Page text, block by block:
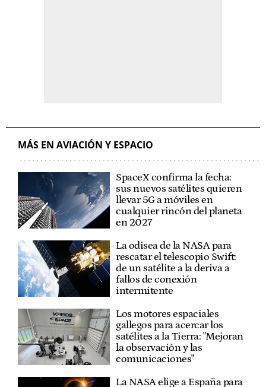
MÁS EN AVIACIÓN Y ESPACIO
SpaceX confirma la fecha:
sus nuevos satélites quieren
llevar 5G a móviles en
cualquier rincón del planeta
en 2027
La odisea de la NASA para
rescatar el telescopio Swift:
de un satélite a la deriva a
fallos de conexión
intermitente
Los motores espaciales
gallegos para acercar los
satélites a la Tierra: "Mejoran
la observación y las
comunicaciones"
La NASA elige a España para